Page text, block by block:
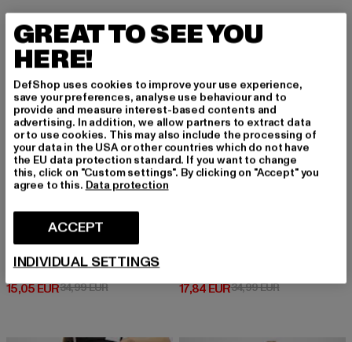
-57%
URBAN CLASSICS
15,05 EUR
Prix courant: 15,05 EUR
34,99 EURPrix en promotion: 34,99 EUR
-49%
17,84 EUR
Prix courant: 17,84 EUR
34,99 EURPrix en
GREAT TO SEE YOU
HERE!
DefShop uses cookies to improve your use experience,
save your preferences, analyse use behaviour and to
provide and measure interest-based contents and
advertising. In addition, we allow partners to extract data
or to use cookies. This may also include the processing of
your data in the USA or other countries which do not have
the EU data protection standard. If you want to change
this, click on "Custom settings". By clicking on "Accept" you
agree to this. Data protection
ACCEPT
INDIVIDUAL SETTINGS